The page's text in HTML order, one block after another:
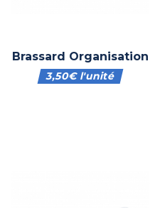
Brassard Organisation
3,50€l'unité